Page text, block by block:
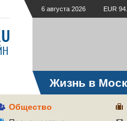
6 августа 2026 EUR
Жизнь в
Общество